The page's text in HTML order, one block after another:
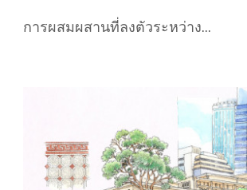
การผสมผสานที่ลงตัวระหว่าง...